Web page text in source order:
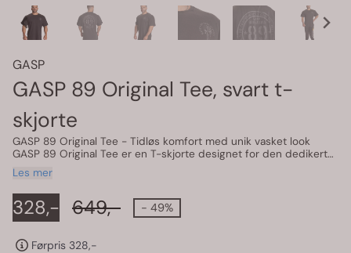
GASP
GASP 89 Original Tee, svart t-
skjorte
GASP 89 Original Tee - Tidløs komfort med unik vasket look
GASP 89 Original Tee er en T-skjorte designet for den dedikerte
atleten som verdsetter både stil og komfort. Laget av 100 %
bomull, tilbyr denne skjorten en myk håndfølelse og en løs
passform som gir frihet til bevegelse. Den unike
vaskebehandlingen gir et autentisk, slitt utseende som utvikler
seg og blir mer karakteristisk etter hver vask. Egenskaper:
huden. Design: Lite GASP-trykk på brystet og et stort,
Les mer
328,- 649,- - 49%
Førpris 328,-